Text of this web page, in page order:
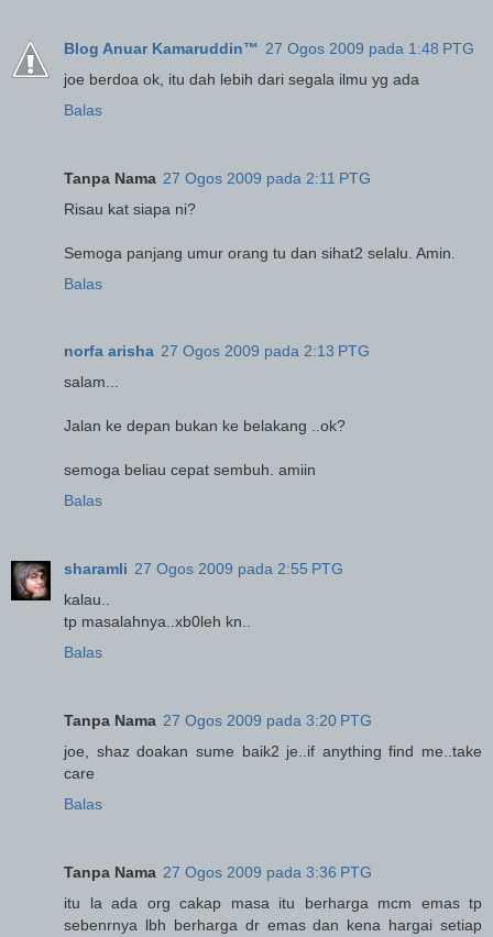
Blog Anuar Kamaruddin™ 27 Ogos 2009 pada 1:48 PTG
joe berdoa ok, itu dah lebih dari segala ilmu yg ada
Balas
Tanpa Nama 27 Ogos 2009 pada 2:11 PTG
Risau kat siapa ni?
Semoga panjang umur orang tu dan sihat2 selalu. Amin.
Balas
norfa arisha 27 Ogos 2009 pada 2:13 PTG
salam...
Jalan ke depan bukan ke belakang ..ok?
semoga beliau cepat sembuh. amiin
Balas
sharamli 27 Ogos 2009 pada 2:55 PTG
kalau..
tp masalahnya..xb0leh kn..
Balas
Tanpa Nama 27 Ogos 2009 pada 3:20 PTG
joe, shaz doakan sume baik2 je..if anything find me..take
care
Balas
Tanpa Nama 27 Ogos 2009 pada 3:36 PTG
itu la ada org cakap masa itu berharga mcm emas tp
sebenrnya lbh berharga dr emas dan kena hargai setiap